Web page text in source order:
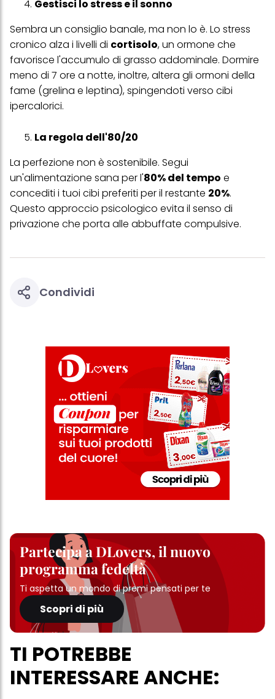
Gestisci lo stress e il sonno
Sembra un consiglio banale, ma non lo è. Lo stress
cronico alza i livelli di cortisolo, un ormone che
favorisce l'accumulo di grasso addominale. Dormire
meno di 7 ore a notte, inoltre, altera gli ormoni della
fame (grelina e leptina), spingendoti verso cibi
ipercalorici.
La regola dell'80/20
La perfezione non è sostenibile. Segui
un'alimentazione sana per l'80% del tempo e
concediti i tuoi cibi preferiti per il restante 20%.
Questo approccio psicologico evita il senso di
privazione che porta alle abbuffate compulsive.
Condividi
Partecipa a DLovers, il nuovo
programma fedeltà
Ti aspetta un mondo di premi pensati per te
Scopri di più
TI POTREBBE
INTERESSARE ANCHE:
trattamento dei tuoi dati / sull'uso dei cookie e consentirli per uno o
più degli scopi sopra menzionati. Cliccando su "Accetta tutto",
acconsenti all'uso dei cookie e al trattamento dei tuoi dati
personali per tutte le finalità sopra indicate. Se fai clic su "Rifiuta",
verranno utilizzati solo i cookie tecnicamente necessari per fornirti
questo sito web.